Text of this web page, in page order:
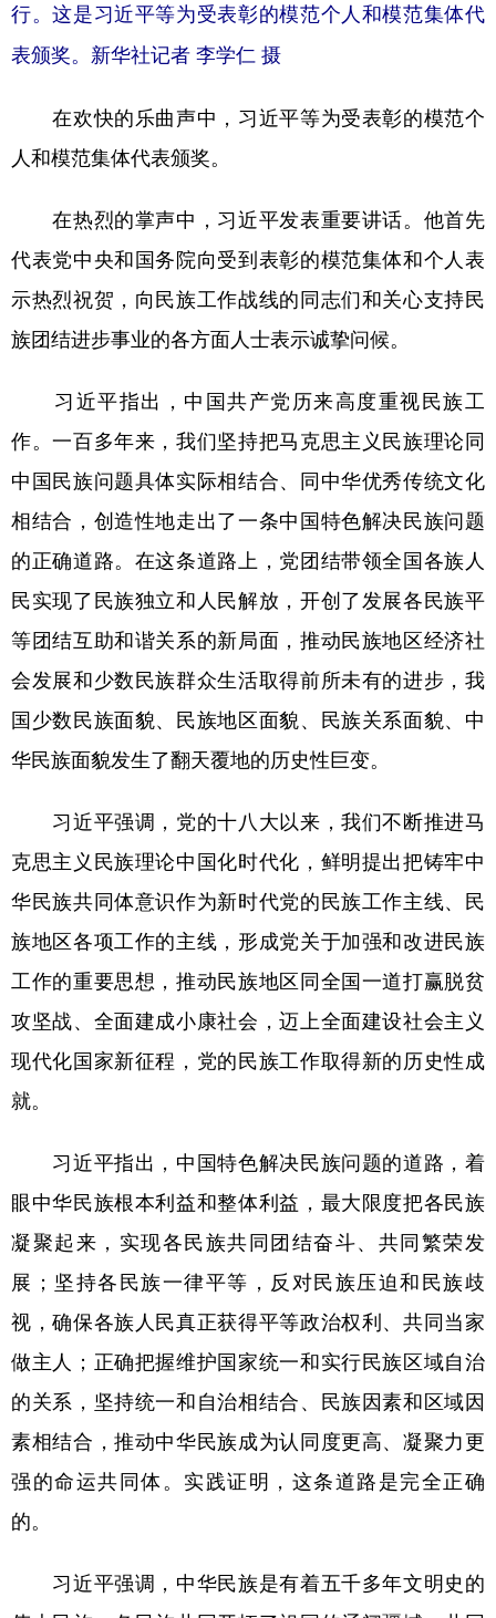
行。这是习近平等为受表彰的模范个人和模范集体代
表颁奖。新华社记者 李学仁 摄
在欢快的乐曲声中，习近平等为受表彰的模范个
人和模范集体代表颁奖。
在热烈的掌声中，习近平发表重要讲话。他首先
代表党中央和国务院向受到表彰的模范集体和个人表
示热烈祝贺，向民族工作战线的同志们和关心支持民
族团结进步事业的各方面人士表示诚挚问候。
习近平指出，中国共产党历来高度重视民族工
作。一百多年来，我们坚持把马克思主义民族理论同
中国民族问题具体实际相结合、同中华优秀传统文化
相结合，创造性地走出了一条中国特色解决民族问题
的正确道路。在这条道路上，党团结带领全国各族人
民实现了民族独立和人民解放，开创了发展各民族平
等团结互助和谐关系的新局面，推动民族地区经济社
会发展和少数民族群众生活取得前所未有的进步，我
国少数民族面貌、民族地区面貌、民族关系面貌、中
华民族面貌发生了翻天覆地的历史性巨变。
习近平强调，党的十八大以来，我们不断推进马
克思主义民族理论中国化时代化，鲜明提出把铸牢中
华民族共同体意识作为新时代党的民族工作主线、民
族地区各项工作的主线，形成党关于加强和改进民族
工作的重要思想，推动民族地区同全国一道打赢脱贫
攻坚战、全面建成小康社会，迈上全面建设社会主义
现代化国家新征程，党的民族工作取得新的历史性成
就。
习近平指出，中国特色解决民族问题的道路，着
眼中华民族根本利益和整体利益，最大限度把各民族
凝聚起来，实现各民族共同团结奋斗、共同繁荣发
展；坚持各民族一律平等，反对民族压迫和民族歧
视，确保各族人民真正获得平等政治权利、共同当家
做主人；正确把握维护国家统一和实行民族区域自治
的关系，坚持统一和自治相结合、民族因素和区域因
素相结合，推动中华民族成为认同度更高、凝聚力更
强的命运共同体。实践证明，这条道路是完全正确
的。
习近平强调，中华民族是有着五千多年文明史的